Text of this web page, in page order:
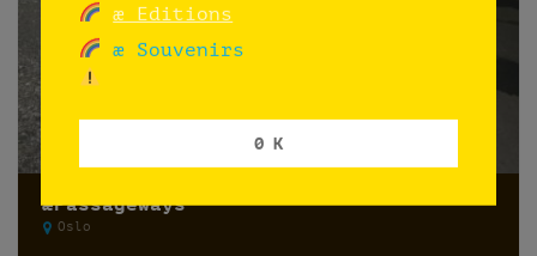
æPassageways
Oslo
æ Editions
æ Souvenirs
0 K